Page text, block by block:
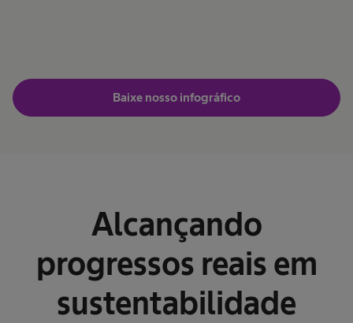
Baixe nosso infográfico
Alcançando
progressos reais em
sustentabilidade